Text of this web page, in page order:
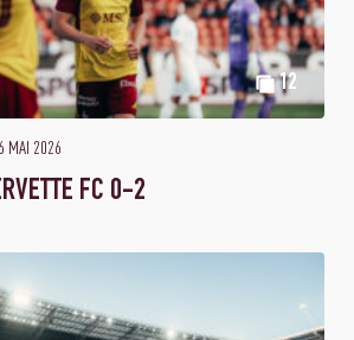
12
MAI 2026
FC 0-2